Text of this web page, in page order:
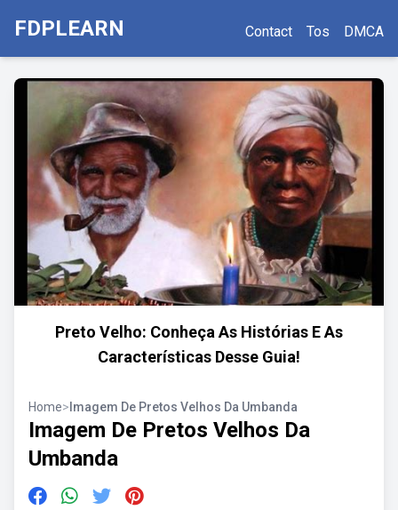
FDPLEARN Contact Tos DMCA
Preto Velho: Conheça As Histórias E As
Características Desse Guia!
Home> Imagem De Pretos Velhos Da Umbanda
Imagem De Pretos Velhos Da
Umbanda